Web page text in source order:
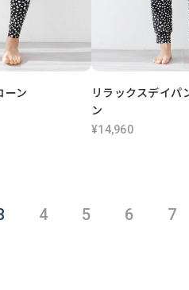
ーン
リラックスデイパ
ン
¥14,960
4 5 6 7